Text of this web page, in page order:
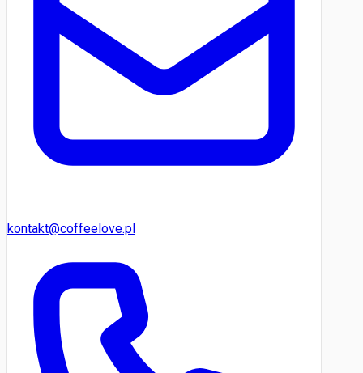
kontakt@coffeelove.pl